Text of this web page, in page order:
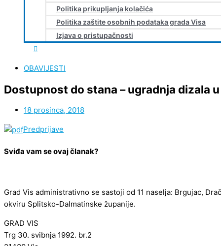
Politika prikupljanja kolačića
Politika zaštite osobnih podataka grada Visa
Izjava o pristupačnosti
OBAVIJESTI
Dostupnost do stana – ugradnja dizala
18 prosinca, 2018
Predprijave
Sviđa vam se ovaj članak?
Grad Vis administrativno se sastoji od 11 naselja: Brgujac,
okviru Splitsko-Dalmatinske županije.
GRAD VIS
Trg 30. svibnja 1992. br.2